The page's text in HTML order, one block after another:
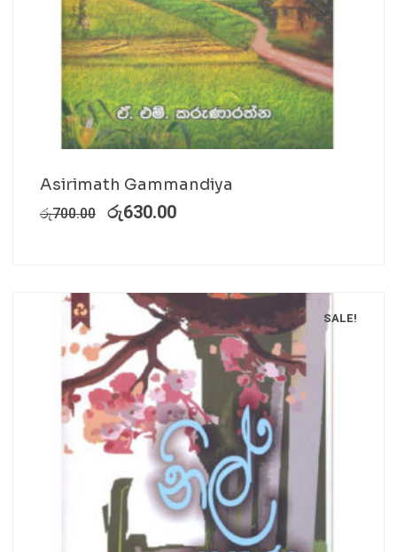
Asirimath Gammandiya
රු700.00 රු630.00
SALE!